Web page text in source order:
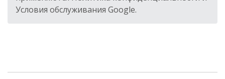
Условия обслуживания Google.